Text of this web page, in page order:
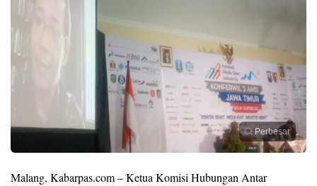
Perbesar
Malang, Kabarpas.com – Ketua Komisi Hubungan Antar